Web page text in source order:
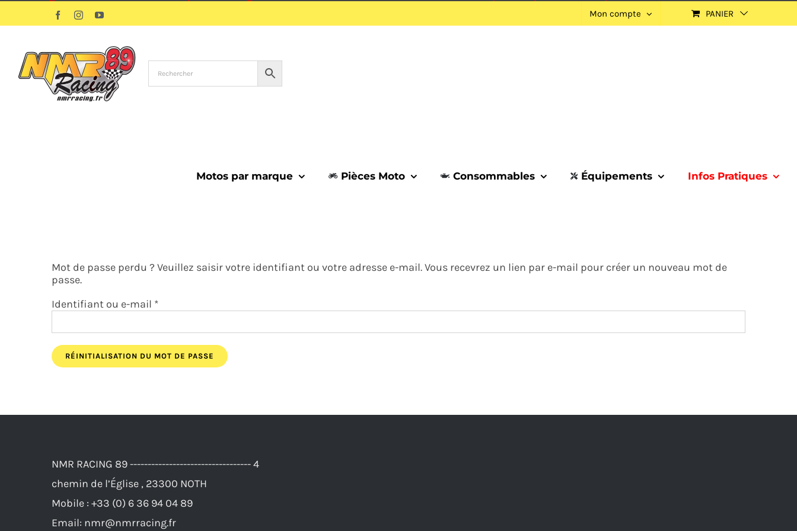
au
contenu
FacebookInstagramYouTube Mon compte PANIER
Motos par marque Pièces Moto Consommables Équipements Infos Pratiques
Mot de passe perdu ? Veuillez saisir votre identifiant ou votre adresse e-mail. Vous recevrez un lien par e-mail pour créer un nouveau mot de
passe.
Identifiant ou e-mail *Obligatoire
RÉINITIALISATION DU MOT DE PASSE
NMR RACING 89 ---------------------------------- 4
chemin de l’Église , 23300 NOTH
Mobile : +33 (0) 6 36 94 04 89
Email: nmr@nmrracing.fr